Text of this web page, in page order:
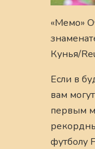
«Мемо»
Кунья/
Если в
вам
первым
футболу